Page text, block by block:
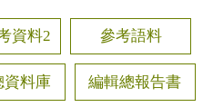
資料2 參考語料
資料庫 編輯總報告書